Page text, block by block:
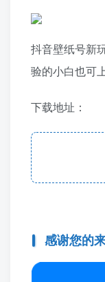
抖音壁纸号新
验的小白也可
下载地址：
感谢您的